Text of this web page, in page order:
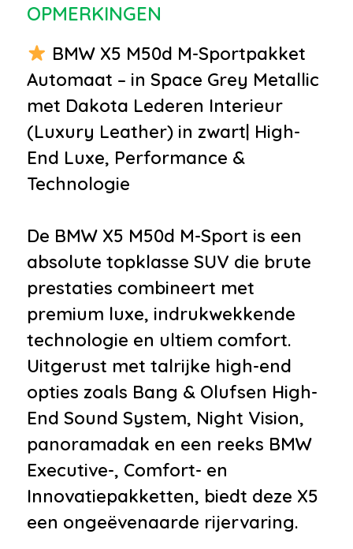
•Grootlichtassistent
• Keyless entry
•
LED koplampen
Lichtmetalen velgen 20"
• Metaalkleur
•
Parkeersensor voor en achter
• Premium kleur
Trekhaak elektrisch uitklapbaar
•
Xenon verlichting
Zonnescherm zijruiten
Buitenspiegel(s) automatisch
dimmend
Buitenspiegels elektrisch
inklapbaar
Buitenspiegels elektrisch
verstel- en verwarmbaar
Bumpers in carrosseriekleur
•
Centrale deurvergrendeling
met afstandsbediening
Dakrails
Dimlichten automatisch
OPMERKINGEN
BMW X5 M50d M-Sportpakket
Automaat – in Space Grey Metallic
met Dakota Lederen Interieur
(Luxury Leather) in zwart| High-
End Luxe, Performance &
Technologie
De BMW X5 M50d M-Sport is een
absolute topklasse SUV die brute
prestaties combineert met
premium luxe, indrukwekkende
technologie en ultiem comfort.
Uitgerust met talrijke high-end
opties zoals Bang & Olufsen High-
End Sound System, Night Vision,
panoramadak en een reeks BMW
Executive-, Comfort- en
Innovatiepakketten, biedt deze X5
een ongeëvenaarde rijervaring.